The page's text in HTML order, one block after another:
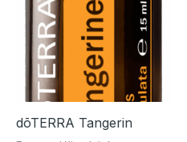
dōTERRA Tangerin